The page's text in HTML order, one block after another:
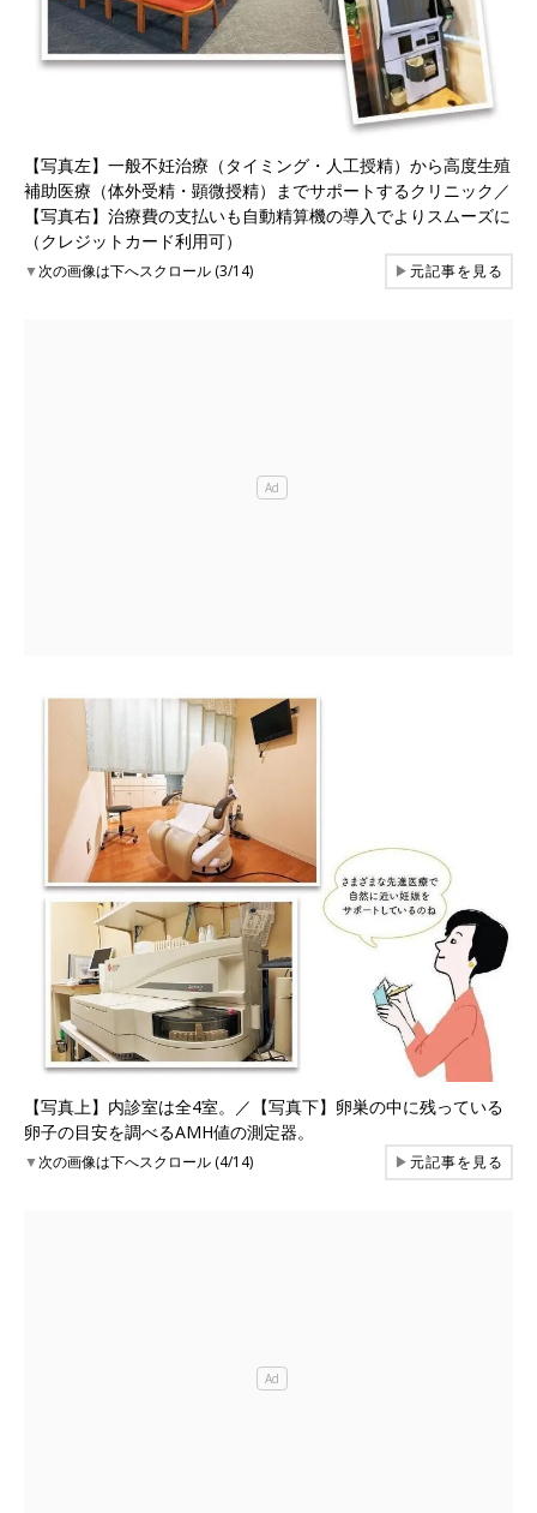
【写真左】一般不妊治療（タイミング・人工授精）から高度生殖
補助医療（体外受精・顕微授精）までサポートするクリニック／
【写真右】治療費の支払いも自動精算機の導入でよりスムーズに
（クレジットカード利用可）
▼次の画像は下へスクロール (3/14) ▶元記事を見る
【写真上】内診室は全4室。／【写真下】卵巣の中に残っている
卵子の目安を調べるAMH値の測定器。
▼次の画像は下へスクロール (4/14) ▶元記事を見る